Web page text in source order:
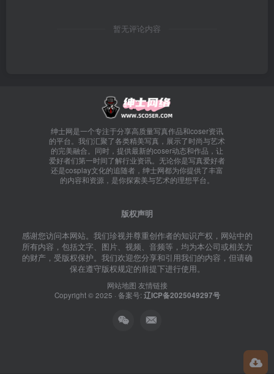
暂无评论内容
绅士网是一个专注于分享高质量写真作品和coser资讯
的平台。我们汇聚了各类精美写真，展示了时尚与艺术
的完美融合。同时，提供最新的coser动态和作品，让
爱好者们第一时间了解行业资讯。无论你是写真爱好者
还是cosplay文化的追随者，绅士网都为你提供了丰富
的内容和资源，是你探索美与艺术的理想平台。
版权声明
感谢您访问本网站。我们珍视并尊重创作者的知识产权，网站中的
所有内容，包括文字、图片、视频、音频等，均为本公司或相关方
的财产，受版权保护。我们欢迎您分享和引用我们的内容，但请确
保在遵守版权规定的前提下进行使用。
网站地图 友情链接
Copyright © 2025 · 备案号: 辽ICP备2025049297号